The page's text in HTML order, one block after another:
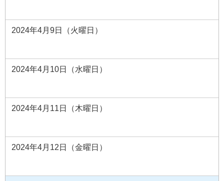
2024年4月9日（火曜日）
2024年4月10日（水曜日）
2024年4月11日（木曜日）
2024年4月12日（金曜日）